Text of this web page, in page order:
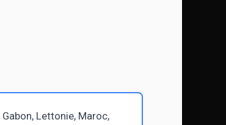
Lettonie, Maroc,